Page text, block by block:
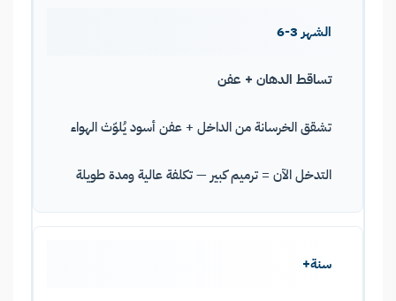
الشهر 3-6
تساقط الدهان + عفن
تشقق الخرسانة من الداخل + عفن أسود يُلوّث الهواء
التدخل الآن = ترميم كبير — تكلفة عالية ومدة طويلة
سنة+